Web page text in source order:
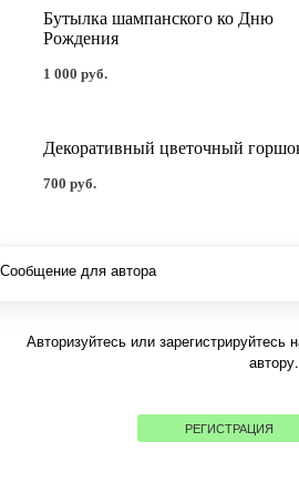
Бутылка шампанского ко Дню
Рождения
1 000 руб.
Декоративный цветочный
700 руб.
Сообщение для автора
Авторизуйтесь или
автору.
РЕГИСТРАЦИЯ